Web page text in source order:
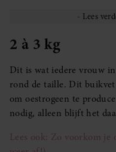
2 à 3 kg
Dit is wat iedere vrouw
rond de taille. Dit
om oestrogeen te
nodig, alleen blijft het
Lees ook: Zo voorkom je